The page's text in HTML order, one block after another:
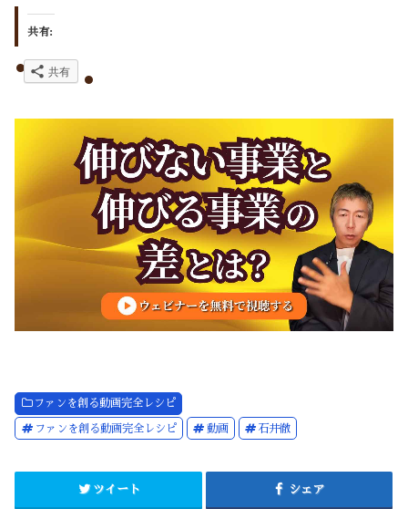
共有:
共有
ファンを創る動画完全レシピ
ファンを創る動画完全レシピ 動画 石井徹
ツイート シェア